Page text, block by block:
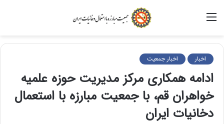
اخبار اخبار جمعیت
ادامه همکاری مرکز مدیریت حوزه علمیه
خواهران قم، با جمعیت مبارزه با استعمال
دخانیات ایران